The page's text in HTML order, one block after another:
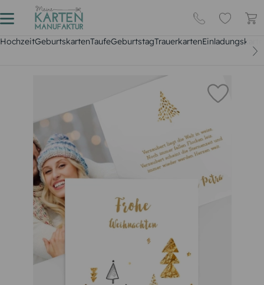
HochzeitGeburtskartenTaufeGeburtstagTrauerkarten